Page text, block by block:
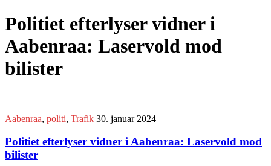
Politiet efterlyser vidner i
Aabenraa: Laservold mod
bilister
Aabenraa, politi, Trafik 30. januar 2024
Politiet efterlyser vidner i Aabenraa: Laservold mod
bilister